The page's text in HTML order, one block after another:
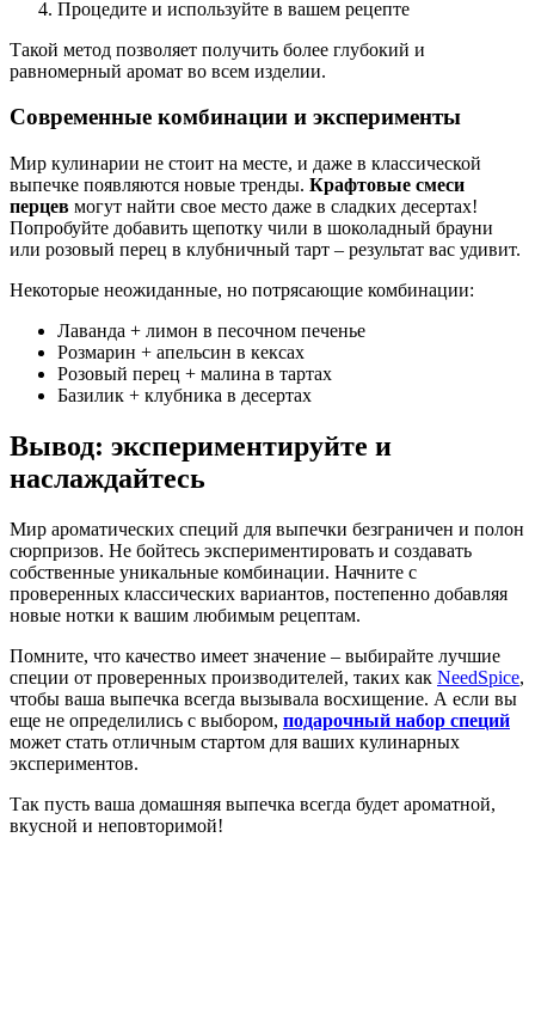
Процедите и используйте в вашем рецепте
Такой метод позволяет получить более глубокий и
равномерный аромат во всем изделии.
Современные комбинации и эксперименты
Мир кулинарии не стоит на месте, и даже в классической
выпечке появляются новые тренды. Крафтовые смеси
перцев могут найти свое место даже в сладких десертах!
Попробуйте добавить щепотку чили в шоколадный брауни
или розовый перец в клубничный тарт – результат вас удивит.
Некоторые неожиданные, но потрясающие комбинации:
Лаванда + лимон в песочном печенье
Розмарин + апельсин в кексах
Розовый перец + малина в тартах
Базилик + клубника в десертах
Вывод: экспериментируйте и
наслаждайтесь
Мир ароматических специй для выпечки безграничен и полон
сюрпризов. Не бойтесь экспериментировать и создавать
собственные уникальные комбинации. Начните с
проверенных классических вариантов, постепенно добавляя
новые нотки к вашим любимым рецептам.
Помните, что качество имеет значение – выбирайте лучшие
специи от проверенных производителей, таких как NeedSpice,
чтобы ваша выпечка всегда вызывала восхищение. А если вы
еще не определились с выбором, подарочный набор специй
может стать отличным стартом для ваших кулинарных
экспериментов.
Так пусть ваша домашняя выпечка всегда будет ароматной,
вкусной и неповторимой!